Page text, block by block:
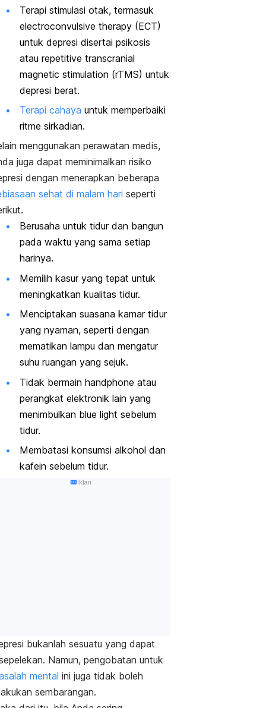
Terapi stimulasi otak, termasuk
electroconvulsive therapy (ECT)
untuk depresi disertai psikosis
atau repetitive transcranial
magnetic stimulation (rTMS) untuk
depresi berat.
Terapi cahaya untuk memperbaiki
ritme sirkadian.
menggunakan perawatan medis,
juga dapat meminimalkan risiko
dengan menerapkan beberapa
sehat di malam hari seperti
Berusaha untuk tidur dan bangun
pada waktu yang sama setiap
harinya.
Memilih kasur yang tepat untuk
meningkatkan kualitas tidur.
Menciptakan suasana kamar tidur
yang nyaman, seperti dengan
mematikan lampu dan mengatur
suhu ruangan yang sejuk.
Tidak bermain handphone atau
perangkat elektronik lain yang
menimbulkan blue light sebelum
tidur.
Membatasi konsumsi alkohol dan
kafein sebelum tidur.
Iklan
bukanlah sesuatu yang dapat
Namun, pengobatan untuk
mental ini juga tidak boleh
sembarangan.